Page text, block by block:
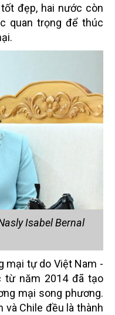
đẹp, hai nước còn
quan trọng để thúc
Isabel Bernal
mại tự do Việt Nam -
từ năm 2014 đã tạo
mại song phương.
và Chile đều là thành